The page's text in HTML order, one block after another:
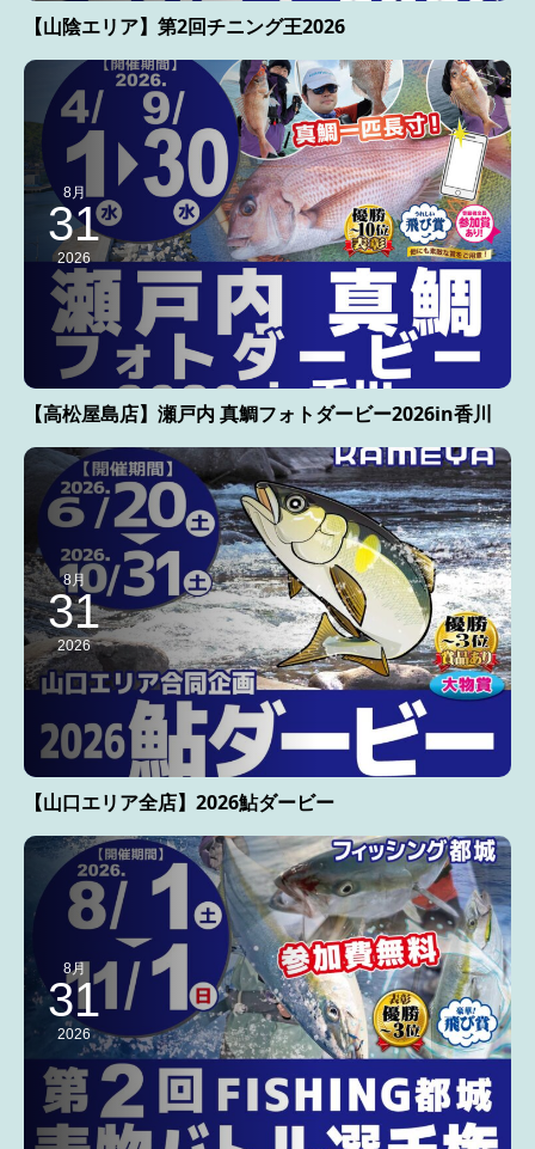
【山陰エリア】第2回チニング王2026
8月
31
2026
【高松屋島店】瀬戸内 真鯛フォトダービー2026in香川
8月
31
2026
【山口エリア全店】2026鮎ダービー
8月
31
2026